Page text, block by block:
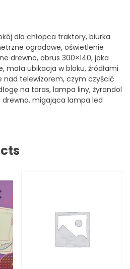
dla chłopca traktory, biurka
ogrodowe, oświetlenie
drewno, obrus 300×140, jaka
mała ubikacja w bloku, źródłami
nad telewizorem, czym czyścić
na taras, lampa liny, żyrandol
drewna, migająca lampa led